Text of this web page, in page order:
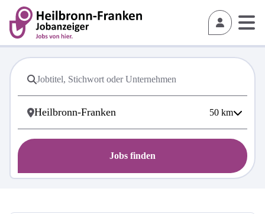
50 km
Jobs finden